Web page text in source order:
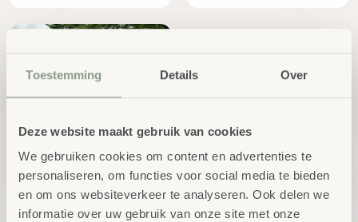
Toestemming Details Over
Deze website maakt gebruik van cookies
We gebruiken cookies om content en advertenties te
personaliseren, om functies voor social media te bieden
en om ons websiteverkeer te analyseren. Ook delen we
informatie over uw gebruik van onze site met onze
Kleine step met
ballonwielen | 3-5 jaar
excl.
BTW